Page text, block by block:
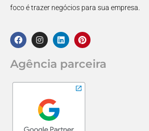
foco é trazer negócios para sua empresa.
Agência parceira